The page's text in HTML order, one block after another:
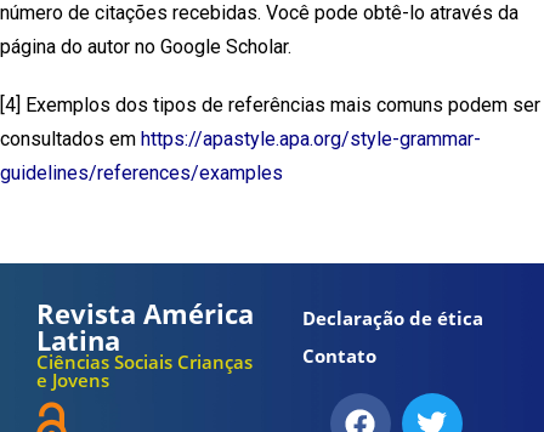
número de citações recebidas. Você pode obtê-lo através da
página do autor no Google Scholar.
[4] Exemplos dos tipos de referências mais comuns podem ser
consultados em https://apastyle.apa.org/style-grammar-
guidelines/references/examples
Revista América
Latina
Ciências Sociais Crianças
e Jovens
Declaração de ética
Contato